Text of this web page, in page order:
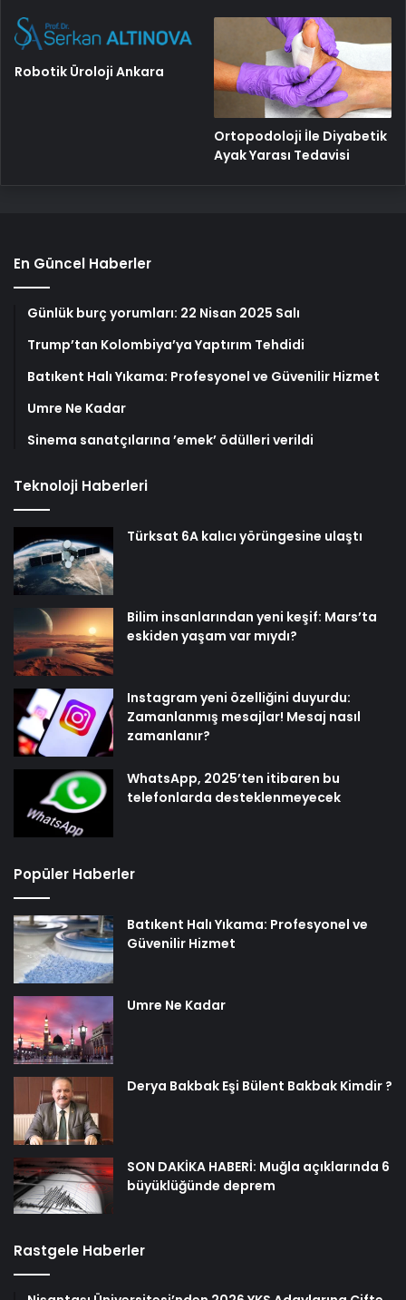
Robotik Üroloji Ankara
Ortopodoloji İle Diyabetik
Ayak Yarası Tedavisi
En Güncel Haberler
Günlük burç yorumları: 22 Nisan 2025 Salı
Trump’tan Kolombiya’ya Yaptırım Tehdidi
Batıkent Halı Yıkama: Profesyonel ve Güvenilir Hizmet
Umre Ne Kadar
Sinema sanatçılarına ’emek’ ödülleri verildi
Teknoloji Haberleri
Türksat 6A kalıcı yörüngesine ulaştı
Bilim insanlarından yeni keşif: Mars’ta
eskiden yaşam var mıydı?
Instagram yeni özelliğini duyurdu:
Zamanlanmış mesajlar! Mesaj nasıl
zamanlanır?
WhatsApp, 2025’ten itibaren bu
telefonlarda desteklenmeyecek
Popüler Haberler
Batıkent Halı Yıkama: Profesyonel ve
Güvenilir Hizmet
Umre Ne Kadar
Derya Bakbak Eşi Bülent Bakbak Kimdir ?
SON DAKİKA HABERİ: Muğla açıklarında 6
büyüklüğünde deprem
Rastgele Haberler